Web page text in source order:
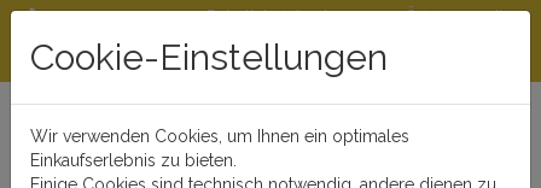
Beratungshotline
0721 - 830 777 0
Rabattstaffeln ab
300 €
Öffnungszeiten
Cookie-Einstellungen
Wir verwenden Cookies, um Ihnen ein optimales
Einkaufserlebnis zu bieten.